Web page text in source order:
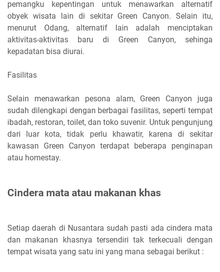
pemangku kepentingan untuk menawarkan alternatif
obyek wisata lain di sekitar Green Canyon. Selain itu,
menurut Odang, alternatif lain adalah menciptakan
aktivitas-aktivitas baru di Green Canyon, sehinga
kepadatan bisa diurai.
Fasilitas
Selain menawarkan pesona alam, Green Canyon juga
sudah dilengkapi dengan berbagai fasilitas, seperti tempat
ibadah, restoran, toilet, dan toko suvenir. Untuk pengunjung
dari luar kota, tidak perlu khawatir, karena di sekitar
kawasan Green Canyon terdapat beberapa penginapan
atau homestay.
Cindera mata atau makanan khas
Setiap daerah di Nusantara sudah pasti ada cindera mata
dan makanan khasnya tersendiri tak terkecuali dengan
tempat wisata yang satu ini yang mana sebagai berikut :